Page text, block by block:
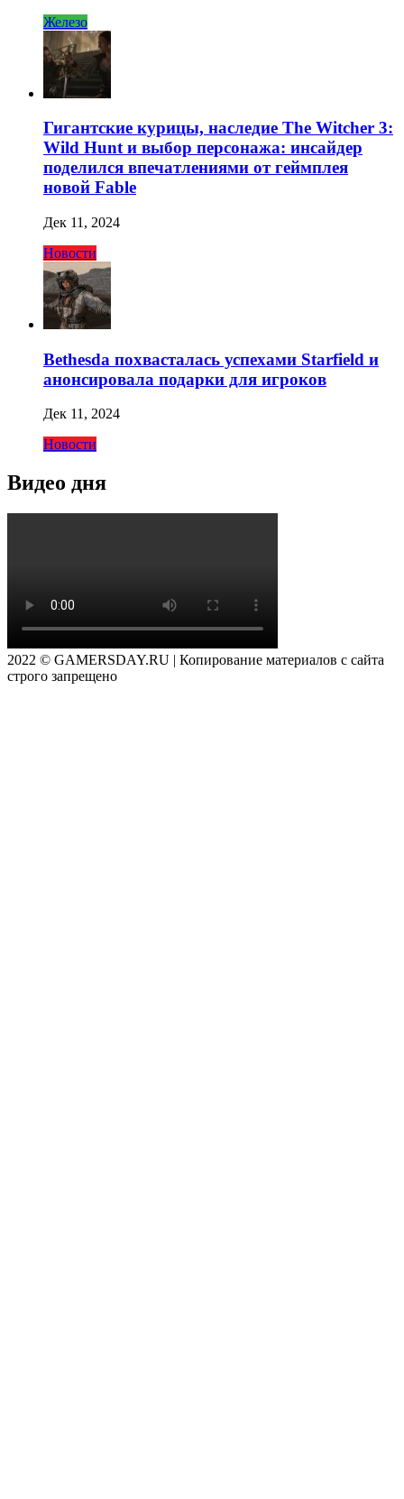
Железо
Гигантские курицы, наследие The Witcher 3:
Wild Hunt и выбор персонажа: инсайдер
поделился впечатлениями от геймплея
новой Fable
Дек 11, 2024
Новости
Bethesda похвасталась успехами Starfield и
анонсировала подарки для игроков
Дек 11, 2024
Новости
Видео дня
2022 © GAMERSDAY.RU | Копирование материалов с сайта
строго запрещено